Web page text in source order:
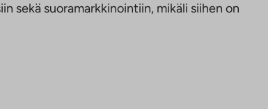
sekä suoramarkkinointiin, mikäli siihen on